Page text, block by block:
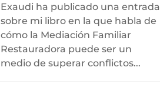
Exaudi ha publicado una entrada
sobre mi libro en la que habla de
cómo la Mediación Familiar
Restauradora puede ser un
medio de superar conflictos...